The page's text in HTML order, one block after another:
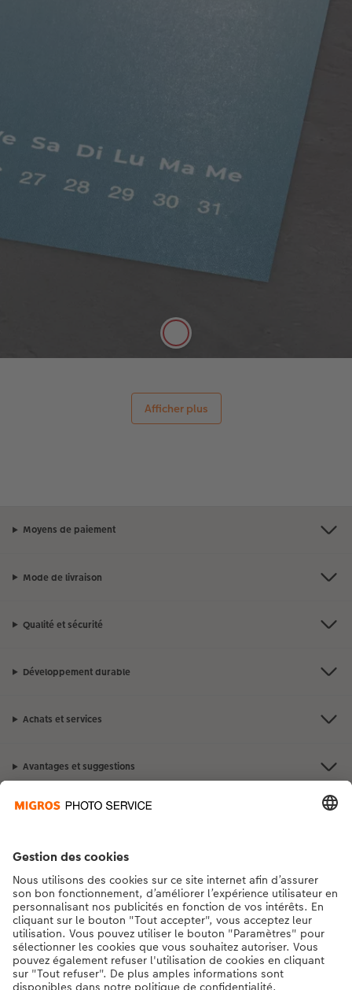
Doux au toucher, le papier satiné saura vous
séduire avec son effet légèrement nacré. Sa
texture et son rendu de haute qualité mettent en
Afficher plus
Moyens de paiement
Mode de livraison
Qualité et sécurité
Développement durable
Achats et services
Avantages et suggestions
Contact et aide
La Migros
Si vous avez des questions concernant nos produits ou votre commande,
n'hésitez pas à nous contacter du lundi au dimanche, de 9h00 à 20h00
(hors jours fériés), au numéro de téléphone043 5500 295• 7j/7 • de 9h à
20h
DE|FR| IT